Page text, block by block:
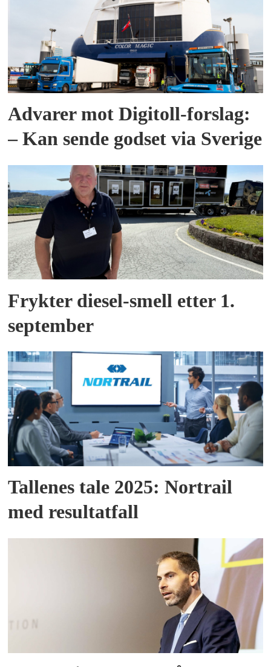
Advarer mot Digitoll-forslag:
– Kan sende godset via Sverige
Frykter diesel-smell etter 1.
september
Tallenes tale 2025: Nortrail
med resultatfall